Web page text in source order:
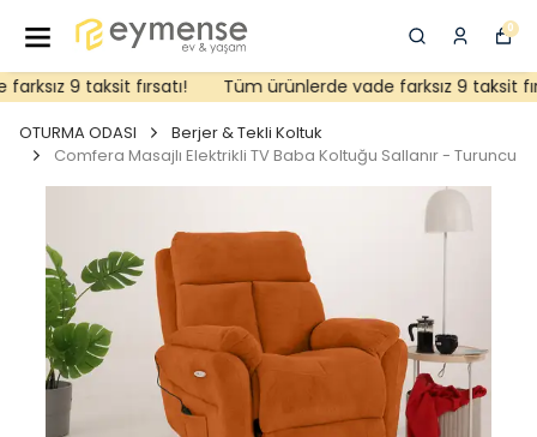
0
9 taksit fırsatı! Tüm ürünlerde vade farksız 9 taksit
OTURMA ODASI
Berjer & Tekli Koltuk
Comfera Masajlı Elektrikli TV Baba Koltuğu Sallanır - Turuncu